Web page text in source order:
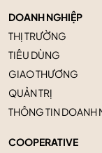
DOANH NGHIỆP
THỊ TRƯỜNG
TIÊU DÙNG
GIAO THƯƠNG
QUẢN TRỊ
THÔNG TIN DOANH
COOPERATIVE